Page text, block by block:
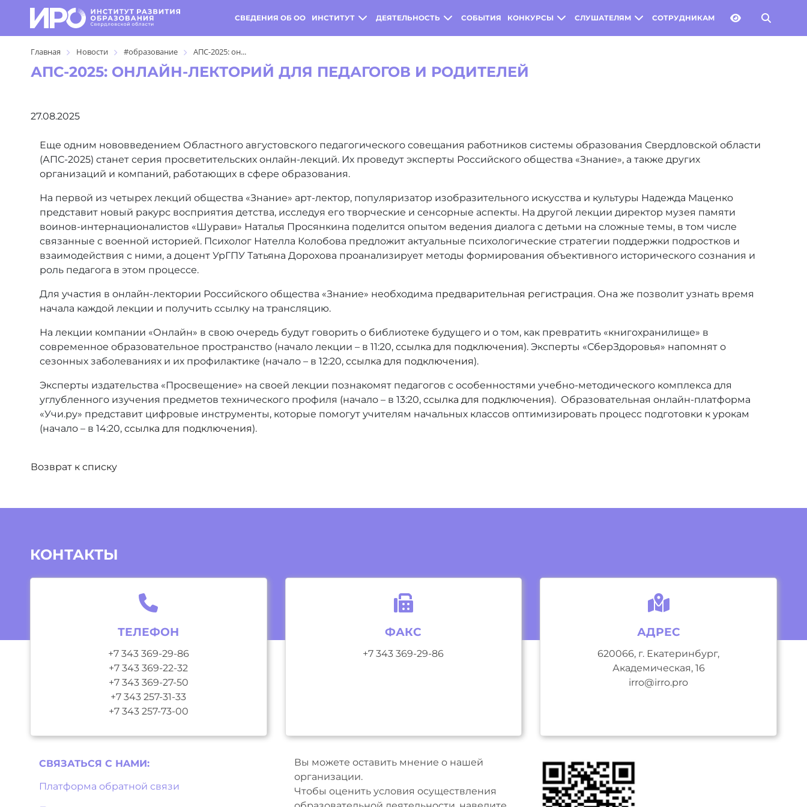
СВЕДЕНИЯ ОБ ОО ИНСТИТУТ ДЕЯТЕЛЬНОСТЬ СОБЫТИЯ КОНКУРСЫ СЛУШАТЕЛЯМ СОТРУДНИКАМ
Главная Новости #образование АПС-2025: он...
АПС-2025: ОНЛАЙН-ЛЕКТОРИЙ ДЛЯ ПЕДАГОГОВ И РОДИТЕЛЕЙ
27.08.2025
Еще одним нововведением Областного августовского педагогического совещания работников системы образования Свердловской области
(АПС-2025) станет серия просветительских онлайн-лекций. Их проведут эксперты Российского общества «Знание», а также других
организаций и компаний, работающих в сфере образования.
На первой из четырех лекций общества «Знание» арт-лектор, популяризатор изобразительного искусства и культуры Надежда Маценко
представит новый ракурс восприятия детства, исследуя его творческие и сенсорные аспекты. На другой лекции директор музея памяти
воинов-интернационалистов «Шурави» Наталья Просянкина поделится опытом ведения диалога с детьми на сложные темы, в том числе
связанные с военной историей. Психолог Нателла Колобова предложит актуальные психологические стратегии поддержки подростков и
взаимодействия с ними, а доцент УрГПУ Татьяна Дорохова проанализирует методы формирования объективного исторического сознания и
роль педагога в этом процессе.
Для участия в онлайн-лектории Российского общества «Знание» необходима предварительная регистрация. Она же позволит узнать время
начала каждой лекции и получить ссылку на трансляцию.
На лекции компании «Онлайн» в свою очередь будут говорить о библиотеке будущего и о том, как превратить «книгохранилище» в
современное образовательное пространство (начало лекции – в 11:20, ссылка для подключения). Эксперты «СберЗдоровья» напомнят о
сезонных заболеваниях и их профилактике (начало – в 12:20, ссылка для подключения).
Эксперты издательства «Просвещение» на своей лекции познакомят педагогов с особенностями учебно-методического комплекса для
углубленного изучения предметов технического профиля (начало – в 13:20, ссылка для подключения). Образовательная онлайн-платформа
«Учи.ру» представит цифровые инструменты, которые помогут учителям начальных классов оптимизировать процесс подготовки к урокам
(начало – в 14:20, ссылка для подключения).
Возврат к списку
КОНТАКТЫ
ТЕЛЕФОН
+7 343 369-29-86
+7 343 369-22-32
+7 343 369-27-50
+7 343 257-31-33
+7 343 257-73-00
ФАКС
+7 343 369-29-86
АДРЕС
620066, г. Екатеринбург,
Академическая, 16
irro@irro.pro
СВЯЗАТЬСЯ С НAМИ:
Платформа обратной связи
Вы можете оставить мнение о нашей
организации.
Чтобы оценить условия осуществления